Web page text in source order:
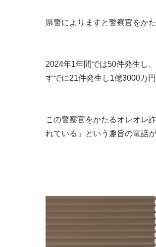
県警によりますと警察官をか
2024年1年間では50件発生し
すでに21件発生し1億3000万
この警察官をかたるオレオレ
れている」という趣旨の電話